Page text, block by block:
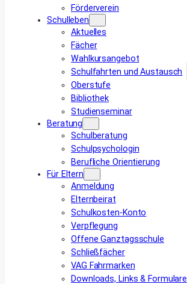
Förderverein
Schulleben
Aktuelles
Fächer
Wahlkursangebot
Schulfahrten und Austausch
Oberstufe
Bibliothek
Studienseminar
Beratung
Schulberatung
Schulpsychologin
Berufliche Orientierung
Für Eltern
Anmeldung
Elternbeirat
Schulkosten-Konto
Verpflegung
Offene Ganztagsschule
Schließfächer
VAG Fahrmarken
Downloads, Links & Formulare